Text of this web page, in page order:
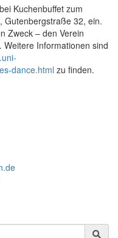
Kuchenbuffet zum
Gutenbergstraße 32, ein.
Zweck – den Verein
Weitere Informationen sind
dance.html zu finden.